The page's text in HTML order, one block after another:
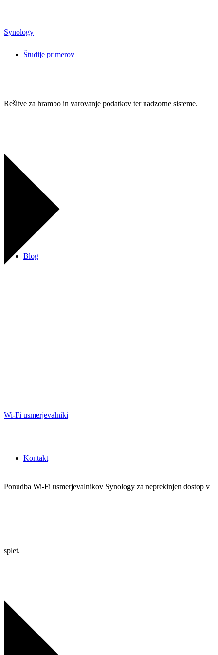
Synology
Rešitve za hrambo in varovanje podatkov ter nadzorne sisteme.
Wi-Fi usmerjevalniki
Ponudba Wi-Fi usmerjevalnikov Synology za neprekinjen dostop v
splet.
Študije primerov
Blog
Kontakt